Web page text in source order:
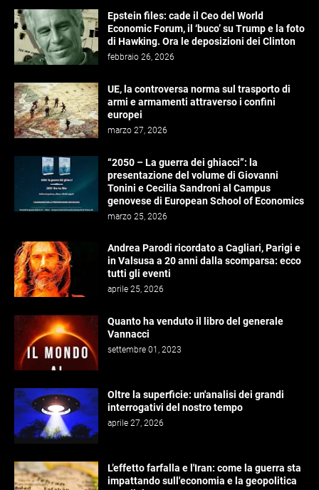
Epstein files: cade il Ceo del World
Economic Forum, il ‘buco’ su Trump e la foto
di Hawking. Ora le deposizioni dei Clinton
febbraio 26, 2026
UE, la controversa norma sul trasporto di
armi e armamenti attraverso i confini
europei
marzo 27, 2026
“2050 – La guerra dei ghiacci”: la
presentazione del volume di Giovanni
Tonini e Cecilia Sandroni al Campus
genovese di European School of Economics
marzo 25, 2026
Andrea Parodi ricordato a Cagliari, Parigi e
in Valsusa a 20 anni dalla scomparsa: ecco
tutti gli eventi
aprile 25, 2026
Quanto ha venduto il libro del generale
Vannacci
settembre 01, 2023
Oltre la superficie: un'analisi dei grandi
interrogativi del nostro tempo
aprile 27, 2026
L’effetto farfalla e l'Iran: come la guerra sta
impattando sull'economia e la geopolitica